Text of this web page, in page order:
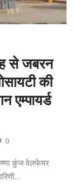
से जबरन
की
एम्पायर्ड
0
कुंज वेलफेयर